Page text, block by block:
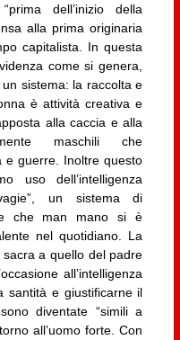
dell’inizio della
alla prima originaria
capitalista. In questa
come si genera,
sistema: la raccolta e
è attività creativa e
alla caccia e alla
maschili che
e guerre. Inoltre questo
uso dell’intelligenza
un sistema di
che man mano si è
nel quotidiano. La
a quello del padre
all’intelligenza
santità e giustificarne il
diventate “simili a
all’uomo forte. Con